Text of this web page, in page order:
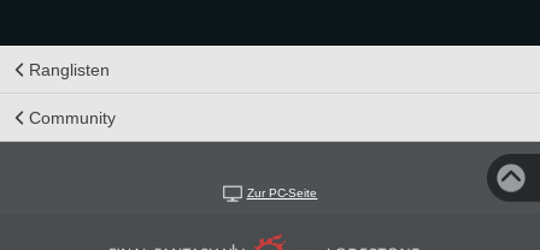
Ranglisten
Community
Zur PC-Seite